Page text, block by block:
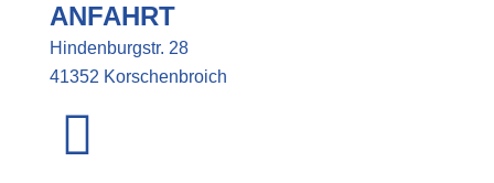
ANFAHRT
Hindenburgstr. 28
41352 Korschenbroich